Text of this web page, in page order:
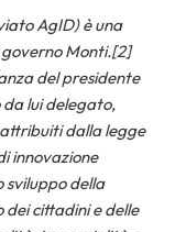
AgID) è una
Monti.[2]
del presidente
da lui delegato,
dalla legge
innovazione
sviluppo della
cittadini e delle